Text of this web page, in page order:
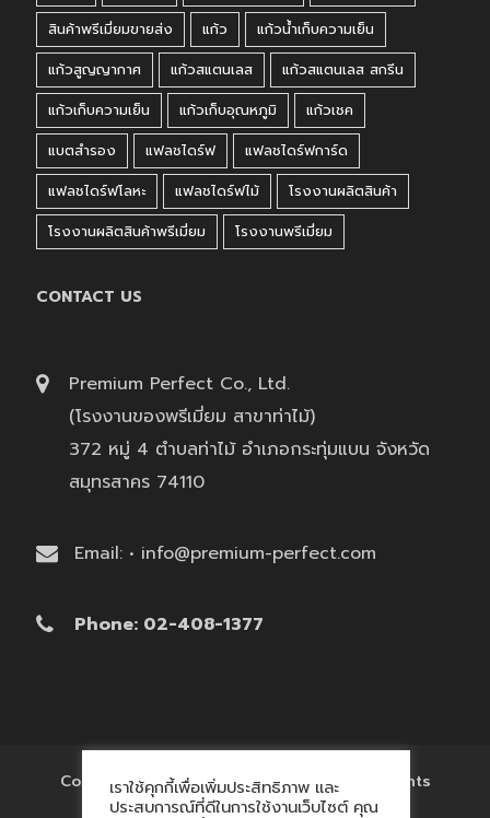
สินค้าพรีเมี่ยมขายส่ง
แก้ว
แก้วน้ำเก็บความเย็น
แก้วสูญญากาศ
แก้วสแตนเลส
แก้วสแตนเลส สกรีน
แก้วเก็บความเย็น
แก้วเก็บอุณหภูมิ
แก้วเชค
แบตสำรอง
แฟลชไดร์ฟ
แฟลชไดร์ฟการ์ด
แฟลชไดร์ฟโลหะ
แฟลชไดร์ฟไม้
โรงงานผลิตสินค้า
โรงงานผลิตสินค้าพรีเมี่ยม
โรงงานพรีเมี่ยม
CONTACT US
Premium Perfect Co., Ltd.
(โรงงานของพรีเมี่ยม สาขาท่าไม้)
372 หมู่ 4 ตำบลท่าไม้ อำเภอกระทุ่มแบน จังหวัด
สมุทรสาคร 74110
Email: • info@premium-perfect.com
Phone: 02-408-1377
Copyright © 2017 'โรงงานของพรีเมี่ยม' All Rights
Reserved.
เราใช้คุกกี้เพื่อเพิ่มประสิทธิภาพ และ
ประสบการณ์ที่ดีในการใช้งานเว็บไซต์ คุณ